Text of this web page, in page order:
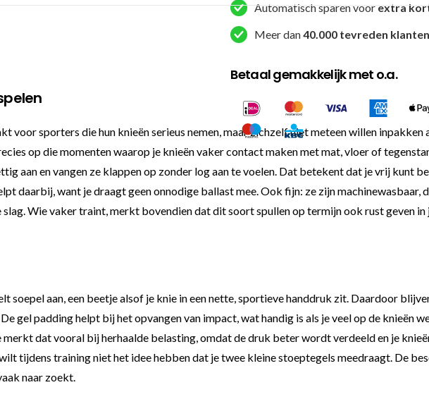
Automatisch sparen voor extra
Meer dan40.000 tevreden klanten
Betaal gemakkelijk met o.a.
voor sporters die hun knieën serieus nemen, maar zichzelf niet meteen willen inpakken
op die momenten waarop je knieën vaker contact maken met mat, vloer of
aan en vangen ze klappen op zonder log aan te voelen. Dat betekent dat je vrij kunt
daarbij, want je draagt geen onnodige ballast mee. Ook fijn: ze zijn machinewasbaar,
Wie vaker traint, merkt bovendien dat dit soort spullen op termijn ook rust geven in
soepel aan, een beetje alsof je knie in een nette, sportieve handdruk zit. Daardoor
gel padding helpt bij het opvangen van impact, wat handig is als je veel op de knieën
dat vooral bij herhaalde belasting, omdat de druk beter wordt verdeeld en je
tijdens training niet het idee hebben dat je twee kleine stoeptegels meedraagt. De
naar zoekt.